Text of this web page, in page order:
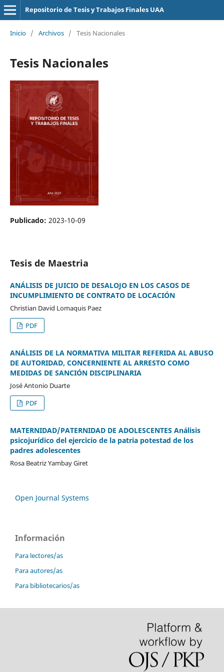
Repositorio de Tesis y Trabajos Finales UAA
Inicio / Archivos / Tesis Nacionales
Tesis Nacionales
Publicado: 2023-10-09
Tesis de Maestria
ANÁLISIS DE JUICIO DE DESALOJO EN LOS CASOS DE
INCUMPLIMIENTO DE CONTRATO DE LOCACIÓN
Christian David Lomaquis Paez
PDF
ANÁLISIS DE LA NORMATIVA MILITAR REFERIDA AL ABUSO
DE AUTORIDAD, CONCERNIENTE AL ARRESTO COMO
MEDIDAS DE SANCIÓN DISCIPLINARIA
José Antonio Duarte
PDF
MATERNIDAD/PATERNIDAD DE ADOLESCENTES Análisis
psicojurídico del ejercicio de la patria potestad de los
padres adolescentes
Rosa Beatriz Yambay Giret
Open Journal Systems
Información
Para lectores/as
Para autores/as
Para bibliotecarios/as